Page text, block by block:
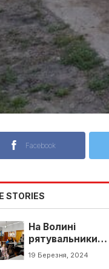
Facebook
STORIES
На Волині
рятувальники
навчали ліцеїстів
19 Березня, 2024